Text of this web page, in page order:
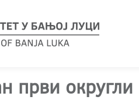
први округли